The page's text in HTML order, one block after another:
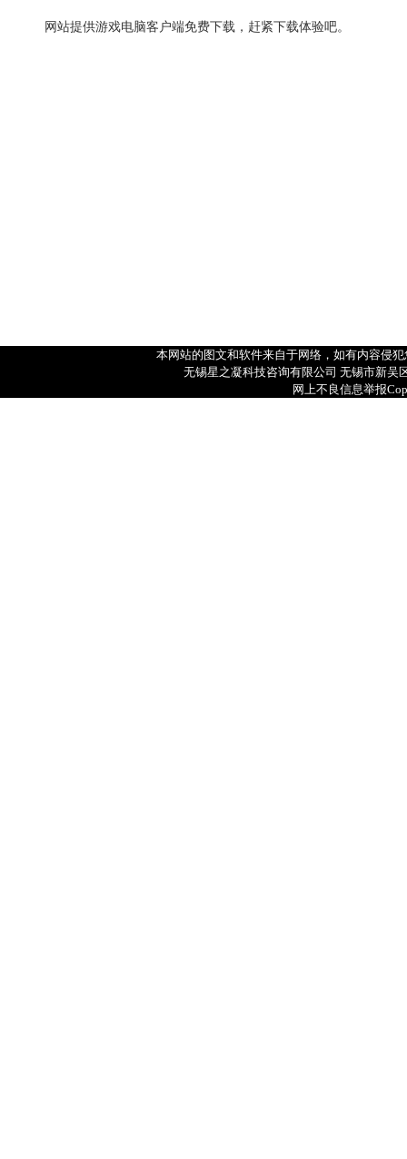
网站提供游戏电脑客户端免费下载，赶紧下载体验吧。
本网站的图文和软件来自于网络，如有内容侵
无锡星之凝科技咨询有限公司 无锡市新吴
网上不良信息举报